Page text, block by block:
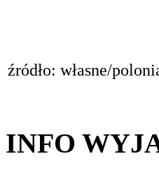
źródło: własne/
INFO